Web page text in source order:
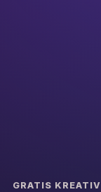
GRATIS